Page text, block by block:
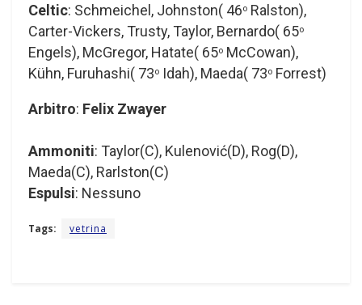
Celtic: Schmeichel, Johnston( 46o Ralston),
Carter-Vickers, Trusty, Taylor, Bernardo( 65o
Engels), McGregor, Hatate( 65o McCowan),
Kühn, Furuhashi( 73o Idah), Maeda( 73o Forrest)
Arbitro: Felix Zwayer
Ammoniti: Taylor(C), Kulenović(D), Rog(D),
Maeda(C), Rarlston(C)
Espulsi: Nessuno
Tags: vetrina